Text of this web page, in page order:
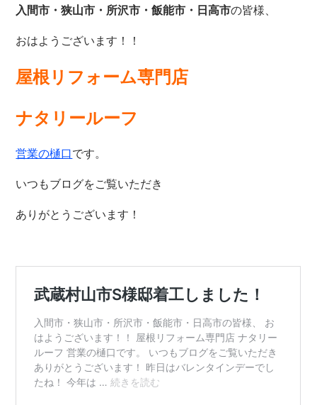
入間市・狭山市・所沢市・飯能市・日高市の皆様、
おはようございます！！
屋根リフォーム専門店
ナタリールーフ
営業の樋口です。
いつもブログをご覧いただき
ありがとうございます！